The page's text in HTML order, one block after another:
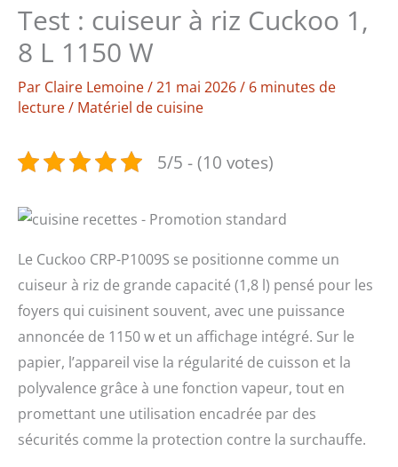
Test : cuiseur à riz Cuckoo 1,
8 L 1150 W
Par Claire Lemoine/21 mai 2026/ 6 minutes de
lecture/ Matériel de cuisine
5/5 - (10 votes)
Le Cuckoo CRP-P1009S se positionne comme un
cuiseur à riz de grande capacité (1,8 l) pensé pour les
foyers qui cuisinent souvent, avec une puissance
annoncée de 1150 w et un affichage intégré. Sur le
papier, l’appareil vise la régularité de cuisson et la
polyvalence grâce à une fonction vapeur, tout en
promettant une utilisation encadrée par des
sécurités comme la protection contre la surchauffe.